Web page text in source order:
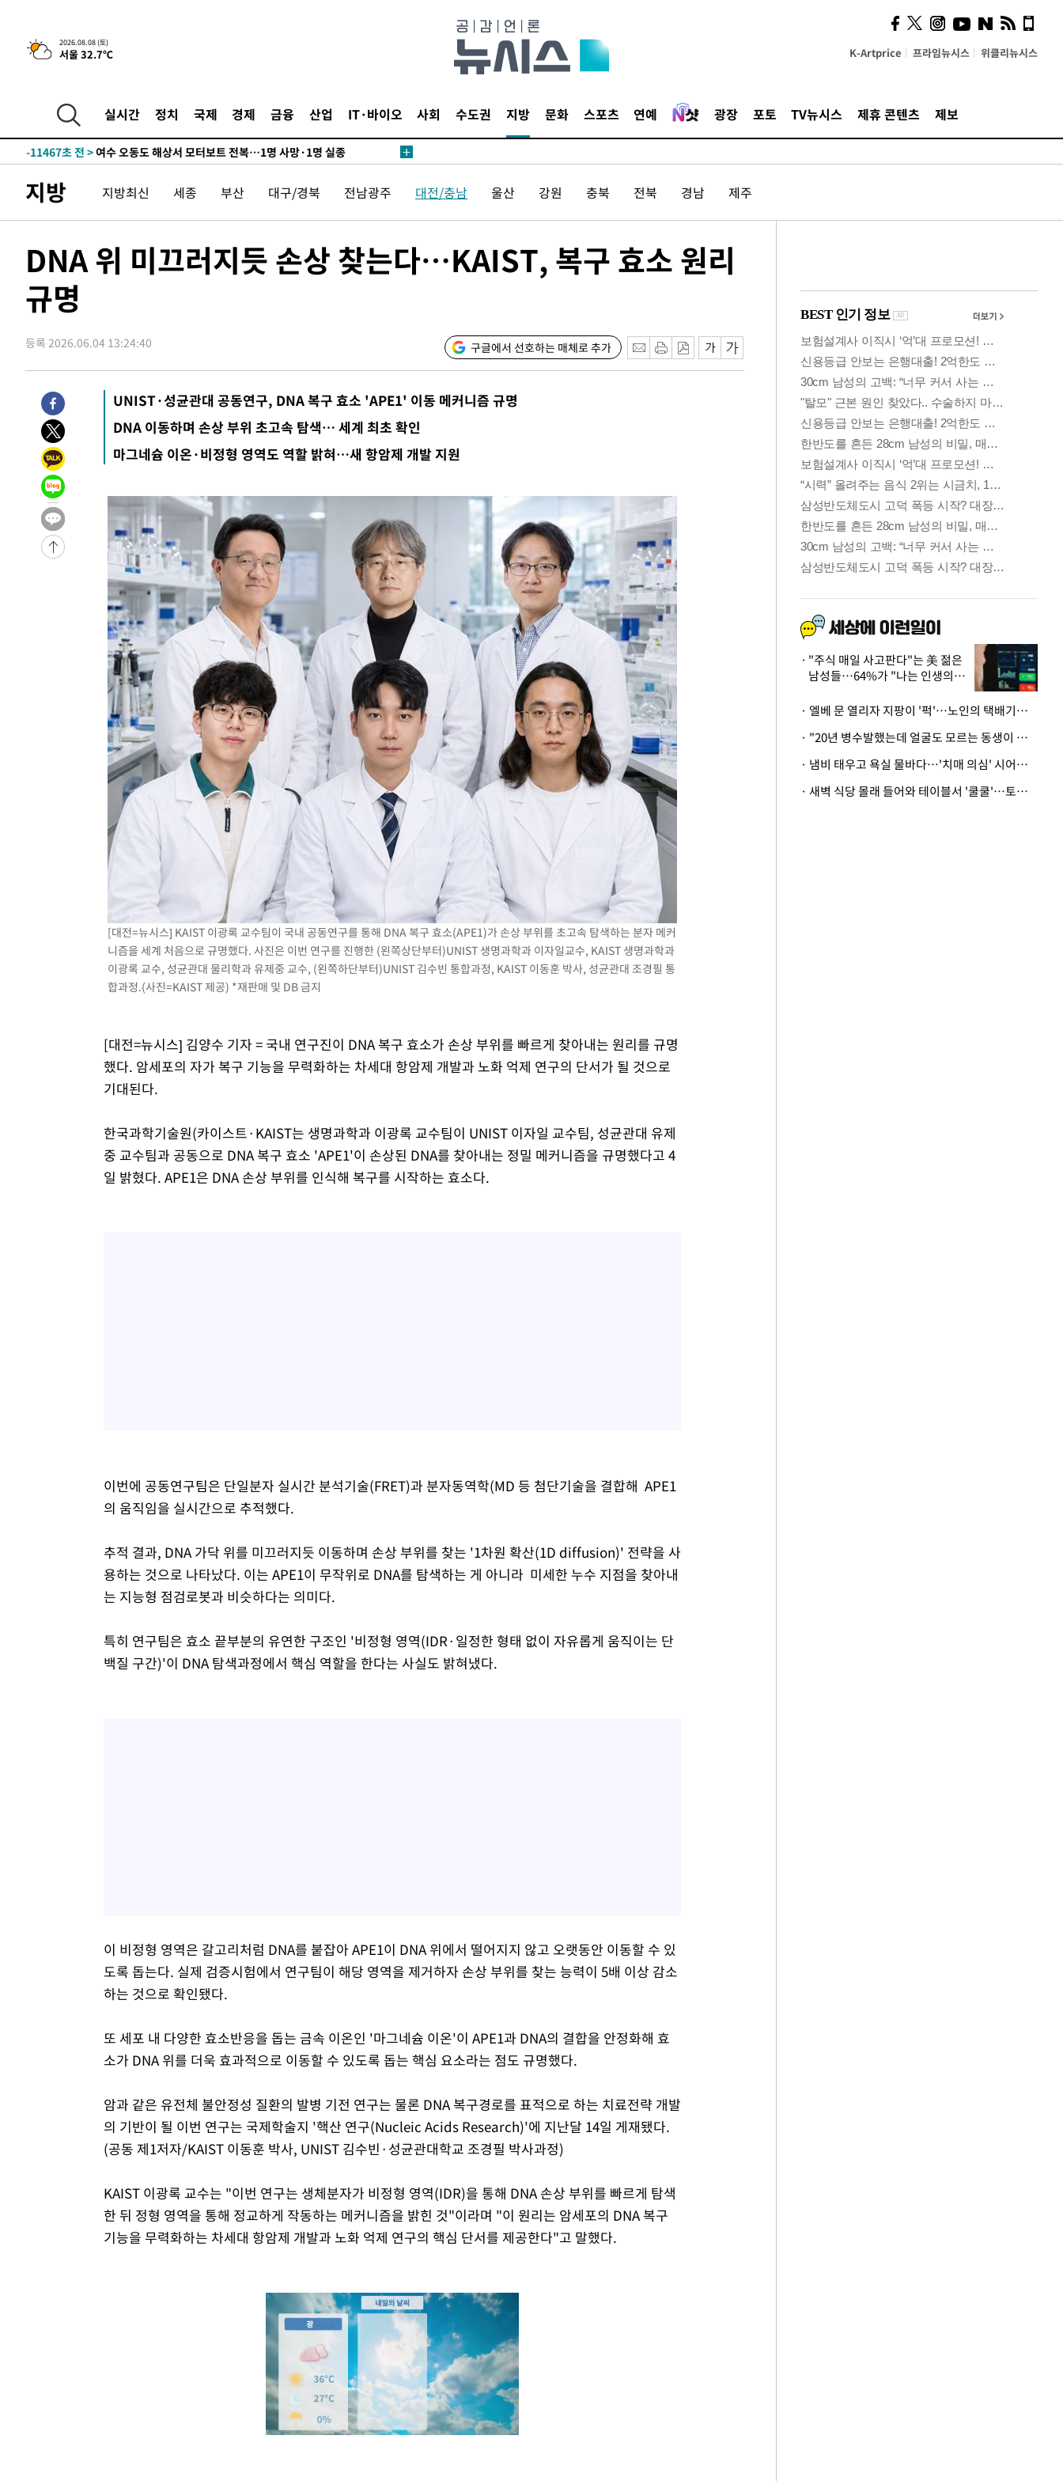
2026.08.08 (토)
서울 32.7℃ K-Artprice 프라임뉴시스 위클리뉴시스
실시간 정치 국제 경제 금융 산업 IT·바이오 사회 수도권 지방 문화 스포츠 연예 광장 포토 TV뉴시스 제휴 콘텐츠 제보
-20740초 전 >강릉에 시간당 81.4㎜ 물폭탄…도로 잠기고 담벼락 붕괴
-16847초 전 >백운산서 80년근 천종산삼 9뿌리 발견…감정가 1.3억원
-12091초 전 >
남자 농구, 나고야 아시안게임서 '홈팀' 일본과 한일전
-11467초 전 >
-7694초 전 > 극한폭염 한풀 꺾이지만…'낮 최고 35도' 무더위, 열대야 계속[다음
-3229초 전 >
[속보]'압수수색·성접대 논란' 축구협회 "실망과 걱정 안겨드려 죄
2시간 전 >'최고 37도' 폭염 지속…강원동해안 최대 150㎜ 비
-28794초 전 > 낮 최고 35도 '무더위'…동해안 시간당 30㎜ '강한 비'[내일날씨]
-28064초 전 >
틀레티코 이적"
-27846초 전 >
-20760초 전 >강릉에 시간당 81.4㎜ 물폭탄…도로 잠기고 담벼락 붕괴
-16867초 전 >백운산서 80년근 천종산삼 9뿌리 발견…감정가 1.3억원
-14577초 전 >
선재도서 해루질 나섰다 실종 60대, 닷새 만에 숨진 채 발견
-12111초 전 >
남자 농구, 나고야 아시안게임서 '홈팀' 일본과 한일전
-11487초 전 >
-7714초 전 >
극한폭염 한풀 꺾이지만…'낮 최고 35도' 무더위, 열대야 계속[다음
주 날씨]
-4732초 전 >
-3249초 전 >
[속보]'압수수색·성접대 논란' 축구협회 "실망과 걱정 안겨드려 죄
송"
2시간 전 >
'최고 37도' 폭염 지속…강원동해안 최대 150㎜ 비
4시간 전 >
[속보]뉴욕증시 상승 마감…S&P 0.6% 나스닥 1.3%↑
지방 지방최신 세종 부산 대구/경북 전남광주 대전/충남 울산 강원 충북 전북 경남 제주
DNA 위 미끄러지듯 손상 찾는다…KAIST, 복구 효소 원리
규명
등록 2026.06.04 13:24:40 구글에서 선호하는 매체로 추가
UNIST·성균관대 공동연구, DNA 복구 효소 'APE1' 이동 메커니즘 규명
DNA 이동하며 손상 부위 초고속 탐색… 세계 최초 확인
마그네슘 이온·비정형 영역도 역할 밝혀…새 항암제 개발 지원
[대전=뉴시스] KAIST 이광록 교수팀이 국내 공동연구를 통해 DNA 복구 효소(APE1)가 손상 부위를 초고속 탐색하는 분자 메커
니즘을 세계 처음으로 규명했다. 사진은 이번 연구를 진행한 (왼쪽상단부터)UNIST 생명과학과 이자일교수, KAIST 생명과학과
이광록 교수, 성균관대 물리학과 유제중 교수, (왼쪽하단부터)UNIST 김수빈 통합과정, KAIST 이동훈 박사, 성균관대 조경필 통
합과정.(사진=KAIST 제공) *재판매 및 DB 금지
[대전=뉴시스] 김양수 기자 = 국내 연구진이 DNA 복구 효소가 손상 부위를 빠르게 찾아내는 원리를 규명
했다. 암세포의 자가 복구 기능을 무력화하는 차세대 항암제 개발과 노화 억제 연구의 단서가 될 것으로
기대된다.
한국과학기술원(카이스트·KAIST는 생명과학과 이광록 교수팀이 UNIST 이자일 교수팀, 성균관대 유제
중 교수팀과 공동으로 DNA 복구 효소 'APE1'이 손상된 DNA를 찾아내는 정밀 메커니즘을 규명했다고 4
일 밝혔다. APE1은 DNA 손상 부위를 인식해 복구를 시작하는 효소다.
이번에 공동연구팀은 단일분자 실시간 분석기술(FRET)과 분자동역학(MD 등 첨단기술을 결합해 APE1
의 움직임을 실시간으로 추적했다.
추적 결과, DNA 가닥 위를 미끄러지듯 이동하며 손상 부위를 찾는 '1차원 확산(1D diffusion)' 전략을 사
용하는 것으로 나타났다. 이는 APE1이 무작위로 DNA를 탐색하는 게 아니라 미세한 누수 지점을 찾아내
는 지능형 점검로봇과 비슷하다는 의미다.
특히 연구팀은 효소 끝부분의 유연한 구조인 '비정형 영역(IDR·일정한 형태 없이 자유롭게 움직이는 단
백질 구간)'이 DNA 탐색과정에서 핵심 역할을 한다는 사실도 밝혀냈다.
이 비정형 영역은 갈고리처럼 DNA를 붙잡아 APE1이 DNA 위에서 떨어지지 않고 오랫동안 이동할 수 있
도록 돕는다. 실제 검증시험에서 연구팀이 해당 영역을 제거하자 손상 부위를 찾는 능력이 5배 이상 감소
하는 것으로 확인됐다.
또 세포 내 다양한 효소반응을 돕는 금속 이온인 '마그네슘 이온'이 APE1과 DNA의 결합을 안정화해 효
소가 DNA 위를 더욱 효과적으로 이동할 수 있도록 돕는 핵심 요소라는 점도 규명했다.
암과 같은 유전체 불안정성 질환의 발병 기전 연구는 물론 DNA 복구경로를 표적으로 하는 치료전략 개발
의 기반이 될 이번 연구는 국제학술지 '핵산 연구(Nucleic Acids Research)'에 지난달 14일 게재됐다.
(공동 제1저자/KAIST 이동훈 박사, UNIST 김수빈·성균관대학교 조경필 박사과정)
KAIST 이광록 교수는 "이번 연구는 생체분자가 비정형 영역(IDR)을 통해 DNA 손상 부위를 빠르게 탐색
한 뒤 정형 영역을 통해 정교하게 작동하는 메커니즘을 밝힌 것"이라며 "이 원리는 암세포의 DNA 복구
기능을 무력화하는 차세대 항암제 개발과 노화 억제 연구의 핵심 단서를 제공한다"고 말했다.
사이 해답 찾았죠"…알을
깨고 나온 '초자아'
"주식 매일 사고판다"는 美 젊은
남성들…64%가 "나는 인생의
· 엘베 문 열리자 지팡이 '퍽'…노인의 택배기사 폭행 이유
· "20년 병수발했는데 얼굴도 모르는 동생이 유산 절반을"…배다른 형제 상속권 있을까
· 냄비 태우고 욕실 물바다…'치매 의심' 시어머니 검사 권유했다가 '날벼락'
· 새벽 식당 몰래 들어와 테이블서 '쿨쿨'…토사물 남기고 사라진 남성